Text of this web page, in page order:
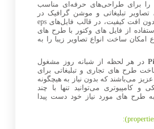
را برای طراحی‌های حرفه‌ای مناسب
تبلیغاتی و موشن گرافیک در
ابعاد بزرگ بدون افت کیفیت، در قالب فایل‌های eps
استفاده از فایل های وکتور با طرح های
امکان ساخت انواع تصاویر زیبا را به
در هر لحظه از شبانه روز مشغول
طرح های تجاری و تبلیغاتی برای
می‌باشند که بدون نیاز به هیچگونه
و کامپیوتری می‌توانید تنها با چند
طرح های مورد نیاز خود دست پیدا